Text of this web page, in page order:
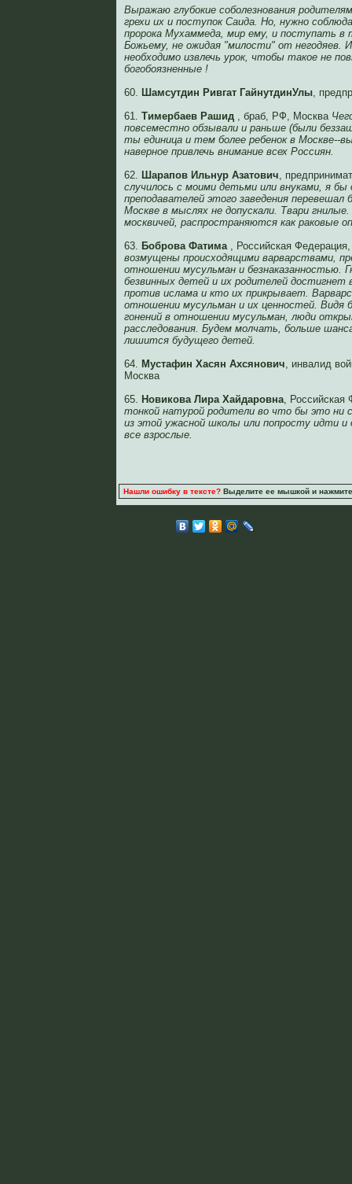
Выражаю глубокие соболезнования
грехи их и поступок Саида. Но, нужно
пророка Мухаммеда, мир ему, и поступать в
Божьему, не ожидая "милости" от негодяев.
необходимо извлечь урок, чтобы такое не
богобоязненные !
60.
Шамсутдин Ривгат ГайнутдинУлы ,
61. Тимербаев Рашид , браб, РФ, Москва
повсеместно обзывали и раньше (были
ты единица и тем более ребенок в Москве--
наверное привлечь внимание всех Россиян.
62.
Шарапов Ильнур Азатович ,
случилось с моими детьми или внуками, я бы
преподавателей этого заведения перевешал
Москве в мыслях не допускали. Твари
москвичей, распространяются как раковые
63.
Боброва Фатима
, Российская
возмущены происходящими варварствами,
отношении мусульман и безнаказанностью.
безвинных детей и их родителей достигнет
против ислама и кто их прикрывает.
отношении мусульман и их ценностей. Видя
гонений в отношении мусульман, люди
расследования. Будем молчать, больше
лишится будущего детей.
64.
Мустафин Хасян Ахсянович , инвалид
Москва
65.
Новикова Лира Хайдаровна ,
тонкой натурой родители во что бы это ни
из этой ужасной школы или попросту идти и
все взрослые.
Нашли ошибку в тексте?Выделите ее мышкой и нажмите